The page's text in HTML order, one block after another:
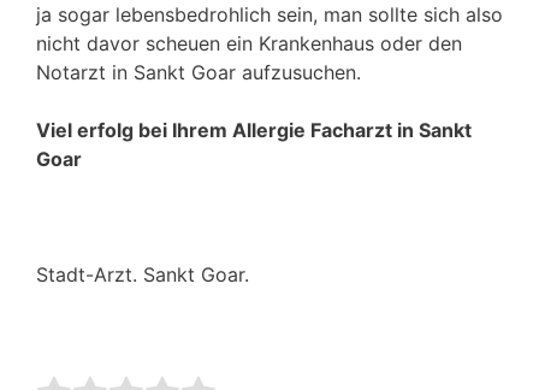
ja sogar lebensbedrohlich sein, man sollte sich also
nicht davor scheuen ein Krankenhaus oder den
Notarzt in Sankt Goar aufzusuchen.
Viel erfolg bei Ihrem Allergie Facharzt in Sankt
Goar
Stadt-Arzt. Sankt Goar.